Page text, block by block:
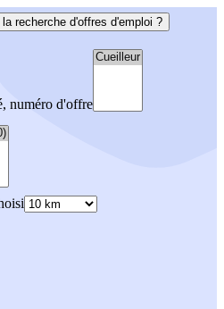
recherche d'offres d'emploi ?
numéro d'offre